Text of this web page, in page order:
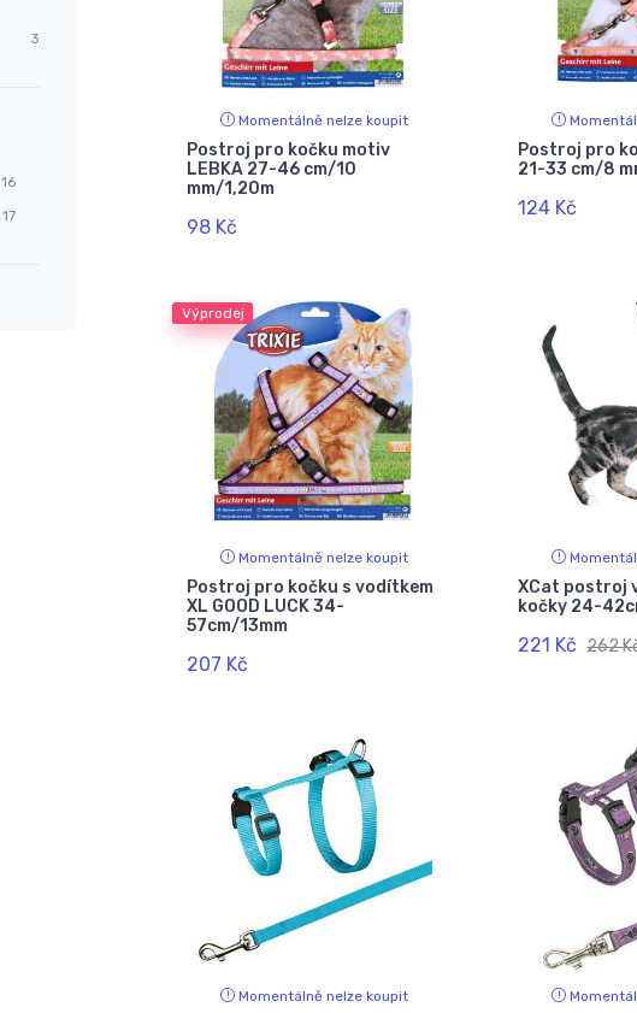
3
16
17
Momentálně nelze koupit
Postroj pro kočku motiv
LEBKA 27-46 cm/10
mm/1,20m
98 Kč
Postroj pro
21-33 cm/8
124 Kč
Výprodej
Momentálně nelze koupit
Postroj pro kočku s vodítkem
XL GOOD LUCK 34-
57cm/13mm
207 Kč
XCat postroj
kočky 24-
221 Kč 262
Momentálně nelze koupit